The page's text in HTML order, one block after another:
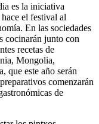
es la iniciativa
el festival al
En las sociedades
cocinarán junto con
recetas de
Mongolia,
que este año serán
comenzarán
de